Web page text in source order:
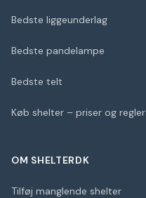
Bedste liggeunderlag
Bedste pandelampe
Bedste telt
Køb shelter – priser og regler
OM SHELTERDK
Tilføj manglende shelter